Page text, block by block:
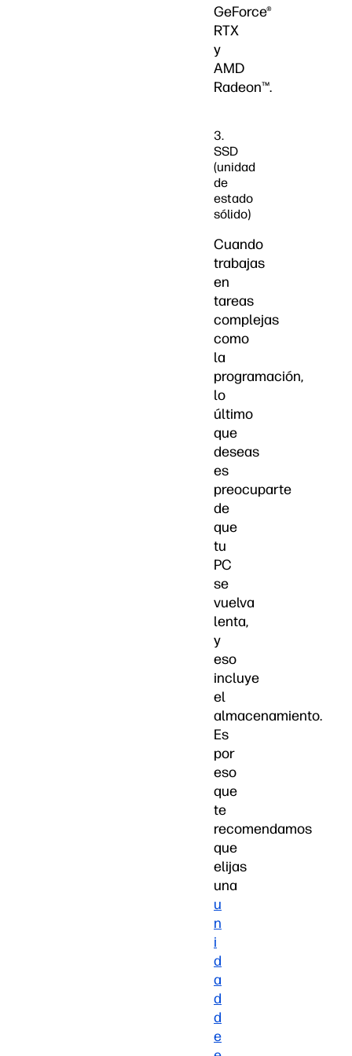
GeForce®
RTX
y
AMD
Radeon™.
3.
SSD
(unidad
de
estado
sólido)
Cuando
trabajas
en
tareas
complejas
como
la
programación,
lo
último
que
deseas
es
preocuparte
de
que
tu
PC
se
vuelva
lenta,
y
eso
incluye
el
almacenamiento.
Es
por
eso
que
te
recomendamos
que
elijas
una
u
n
i
d
a
d
d
e